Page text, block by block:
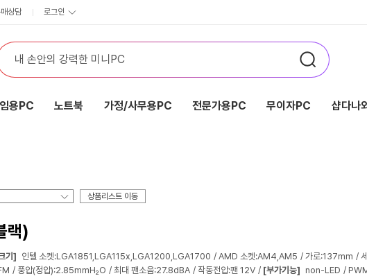
상담 로그인
용PC 노트북 가정/사무용PC 전문가용PC 무이자PC 샵다나
상품리스트 이동
랙)
기] 인텔 소켓:LGA1851,LGA115x,LGA1200,LGA1700 AMD 소켓:AM4,AM5 가로:137mm
풍압(정압):2.85mmH₂O 최대 팬소음:27.8dBA 작동전압:팬 12V [부가기능] non-LED